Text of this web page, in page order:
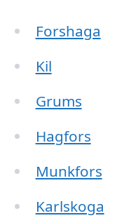
Forshaga
Kil
Grums
Hagfors
Munkfors
Karlskoga